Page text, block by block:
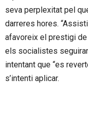
seva perplexitat pel
darreres hores.
afavoreix el prestigi de
els socialistes
intentant que “es
s’intenti aplicar.